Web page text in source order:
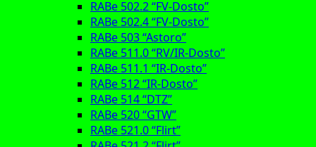
RABe 502.2 “FV-Dosto”
RABe 502.4 “FV-Dosto”
RABe 503 “Astoro”
RABe 511.0 “RV/IR-Dosto”
RABe 511.1 “IR-Dosto”
RABe 512 “IR-Dosto”
RABe 514 “DTZ”
RABe 520 “GTW”
RABe 521.0 “Flirt”